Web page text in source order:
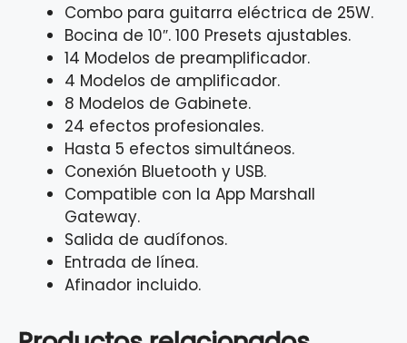
Combo para guitarra eléctrica de 25W.
Bocina de 10″. 100 Presets ajustables.
14 Modelos de preamplificador.
4 Modelos de amplificador.
8 Modelos de Gabinete.
24 efectos profesionales.
Hasta 5 efectos simultáneos.
Conexión Bluetooth y USB.
Compatible con la App Marshall
Gateway.
Salida de audífonos.
Entrada de línea.
Afinador incluido.